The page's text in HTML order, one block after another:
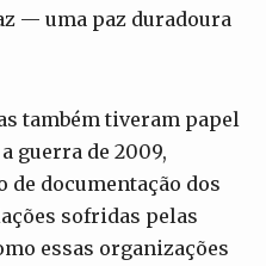
— uma paz duradoura
também tiveram papel
guerra de 2009,
de documentação dos
sofridas pelas
essas organizações